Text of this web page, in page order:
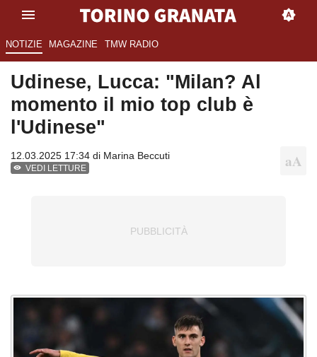
NOTIZIE MAGAZINE TMW RADIO
Udinese, Lucca: "Milan? Al
momento il mio top club è
l'Udinese"
12.03.2025 17:34 di Marina Beccuti
VEDI LETTURE